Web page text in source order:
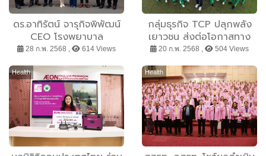
ดร.อาทิรัตน์ จารุกิจพิพัฒน์
CEO โรงพยาบาล
บำรุงราษฎร์ ได้รับรางวัล
Leadership สาขา Health
& Wellness Leadership
Award ในงานครบรอบ 45
ปี ฐานเศรษฐกิจ
28 ก.พ. 2568 , 614 Views
กลุ่มธุรกิจ TCP ปลุกพลัง
เยาวชน ส่งต่อโอกาสทาง
กีฬา มอบลูกฟุตบอลทั่วไทย
20 ก.พ. 2568 , 504 Views
Health Health